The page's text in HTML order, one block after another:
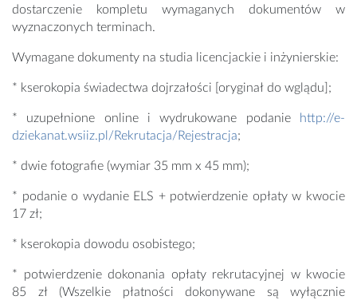
dostarczenie kompletu wymaganych dokumentów w
wyznaczonych terminach.
Wymagane dokumenty na studia licencjackie i inżynierskie:
* kserokopia świadectwa dojrzałości [oryginał do wglądu];
* uzupełnione online i wydrukowane podanie
http://e-
dziekanat.wsiiz.pl/Rekrutacja/Rejestracja;
* dwie fotografie (wymiar 35 mm x 45 mm);
* podanie o wydanie ELS + potwierdzenie opłaty w kwocie
17 zł;
* kserokopia dowodu osobistego;
* potwierdzenie dokonania opłaty rekrutacyjnej w kwocie
85 zł (Wszelkie płatności dokonywane są wyłącznie